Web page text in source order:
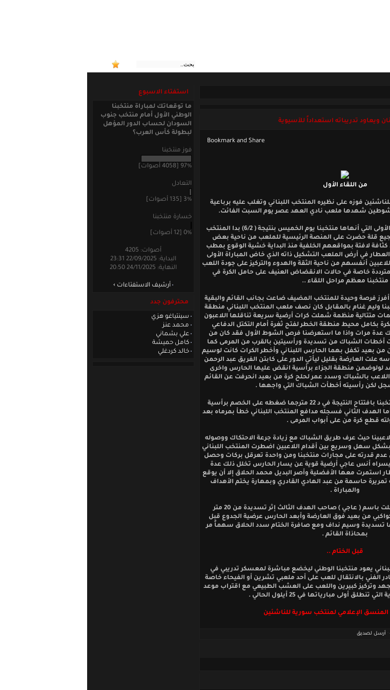
ويعاود تدريباته استعداداً للآسيوية
من اللقاء الأول
فوزه على نظيره المنتخب اللبناني وتغلب عليه برباعية
شهدها ملعب نادي العهد عصر يوم السبت الفائت.
على وقع النتيجة الكبيرة للمباراة الأولى التي أنهاها منتخبنا يوم الخميس بنتيجة ( 6/2) بدا المنتخب
قلة حضرت على المنصة الرئيسية للملعب من ناحية بعض
كثافة لافتة بمواقعهم الخلفية منذ البداية خشية الوقوع بمطب
العطار في أرض الملعب التشكيل ذاته الذي خاض المباراة الأولى
أنفسهم من ناحية الثقة والهدوء والتركيز على جودة اللعب
خاصة في حالات الانقضاض العنيف على حامل الكرة في
منتخبنا معظم مراحل اللقاء ..
أفرز فرصة وحيدة للمنتخب المضيف ضاعت بجانب القائم والبقية
وليم غنام بالمقابل كان نصف ملعب المنتخب اللبناني منطقة
متتالية منظمة شملت كرات أرضية سريعة تناقلها اللاعبون
بكامل محيط منطقة الخطر لفتح ثغرة أمام التكتل الدفاعي
عدة مرات واذا ما استعرضنا فرص الشوط الأول فقد كان من
محمد جدوع 3 كرات أخطات الشباك من تسديدة ورأسيتين بالقرب من المرمى كما
بعيد تكفل بهما الحارس اللبناني وأخطر الكرات كانت لوسيم
علت العارضة بقليل ليأتي الدور على كابتن الفريق عبد الرحمن
لولوضمن منطقة الجزاء برأسية انقض عليها الحارس واخرى
بالشباك وسدد عمر لحلح كرة من بعيد انحرفت عن القائم
لكن رأسيته أخطأت الشباك التي واجهها .
وفي حديث الأهداف فقد نجح منتخبنا بافتتاح النتيجة في د 22 مترجما ضغطه على الخصم برأسية
الهدف الثاني فسجله مدافع المنتخب اللبناني خطأ بمرماه بعد
قطع كرة من على أبواب المرمى .
حيث عرف طريق الشباك مع زيادة جرعة الاحتكاك ووصوله
بشكل سهل وسريع بين أقدام اللاعبين اضطرت المنتخب اللبناني
عدم قدرته على مجارات منتخبنا ومن واحدة تعرقل بركات وحصل
أنس عاجي أرضية قوية عن يسار الحارس تخلل ذلك عدة
استمرت معها الأفضلية وأصر البديل محمد الحلاق إلا أن يوقع
تمريرة حاسمة من عبد الهادي القادري وبمهارة يختم الأهداف
والمباراة .
أما فرص هذا الشوط فقد سجلت باسم ( عاجي ) صاحب الهدف الثالث إثر تسديدة من 20 متر
من بعيد فوق العارضة وأبعد الحارس عرضية الجدوع قبل
تسديدة وسيم نداف ومع صافرة الختام سدد الحلاق سهماً مر
بمحاذاة القائم .
قبل الختام ..
يعود منتخبنا الوطني ليخضع مباشرة لمعسكر تدريبي في
الفني بالانتقال للعب على أحد ملعبي تشرين أو الفيحاء خاصة
لجهد وتركيز كبيرين واللعب على العشب الطبيعي مع اقتراب موعد
أولى مبارياتها في 25 أيلول الحالي .
المنسق الإعلامي لمنتخب سورية للناشئين
أرسل لصديق
استفتاء الاسبوع
ما توقعاتك لمباراة منتخبنا
الوطني الأول أمام منتخب جنوب
السودان لحساب الدور المؤهل
لبطولة كأس العرب؟
فوز منتخبنا
97% [4058 أصوات]
التعادل
3% [135 أصوات]
خسارة منتخبنا
0% [12 أصوات]
أصوات: 4205
البداية: 22/09/2025 23:31
النهاية: 24/11/2025 20:50
أرشيف الاستفتاءات
محترفون جدد
سينتياغو هزي
محمد عنز
علي بشماني
كامل حميشة
خالد كردغلي